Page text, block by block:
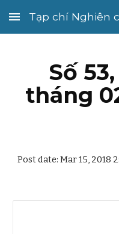
Skip to main content
Số
tháng
Post date: Mar 15, 2018